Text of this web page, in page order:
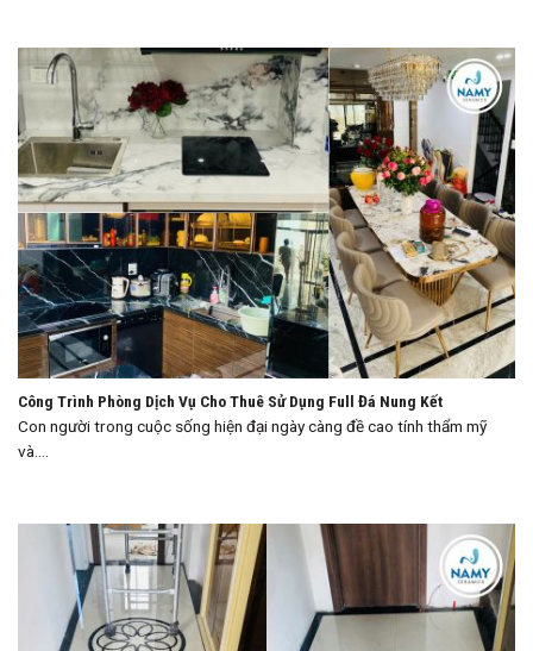
Công Trình Phòng Dịch Vụ Cho Thuê Sử Dụng Full Đá Nung Kết
Con người trong cuộc sống hiện đại ngày càng đề cao tính thẩm mỹ
và....